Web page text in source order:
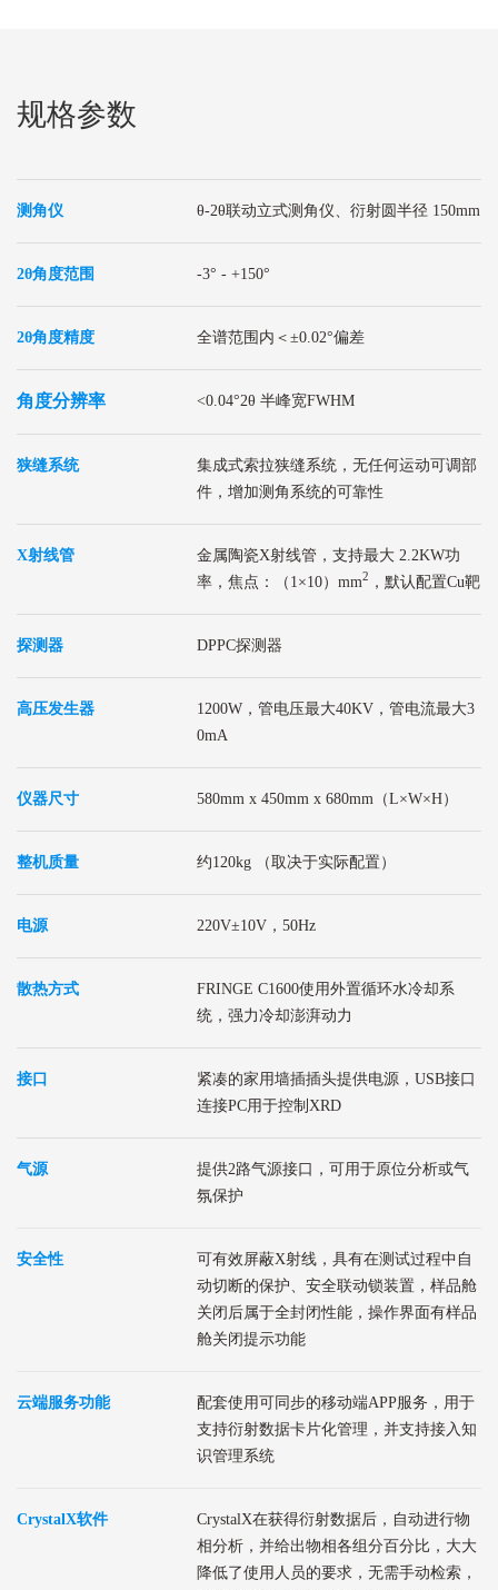
规格参数
测角仪 θ-2θ联动立式测角仪、衍射圆半径 150mm
2θ角度范围 -3° - +150°
2θ角度精度 全谱范围内＜±0.02°偏差
角度分辨率 <0.04°2θ 半峰宽FWHM
狭缝系统
集成式索拉狭缝系统，无任何运动可调部
件，增加测角系统的可靠性
X射线管
金属陶瓷X射线管，支持最大 2.2KW功
率，焦点：（1×10）mm2 ，默认配置Cu靶
探测器 DPPC探测器
高压发生器
1200W，管电压最大40KV，管电流最大3
0mA
仪器尺寸 580mm x 450mm x 680mm（L×W×H）
整机质量 约120kg （取决于实际配置）
电源 220V±10V，50Hz
散热方式 FRINGE C1600使用外置循环水冷却系
统，强力冷却澎湃动力
接口
紧凑的家用墙插插头提供电源，USB接口
连接PC用于控制XRD
气源
提供2路气源接口，可用于原位分析或气
氛保护
安全性
可有效屏蔽X射线，具有在测试过程中自
动切断的保护、安全联动锁装置，样品舱
关闭后属于全封闭性能，操作界面有样品
舱关闭提示功能
云端服务功能
配套使用可同步的移动端APP服务，用于
支持衍射数据卡片化管理，并支持接入知
识管理系统
CrystalX软件
CrystalX在获得衍射数据后，自动进行物
相分析，并给出物相各组分百分比，大大
降低了使用人员的要求，无需手动检索，